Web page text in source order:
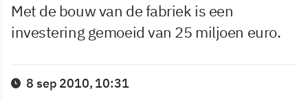
Met de bouw van de fabriek is een
investering gemoeid van 25 miljoen euro.
8 sep 2010, 10:31